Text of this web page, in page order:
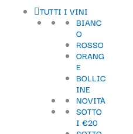
TUTTI I VINI
BIANC
O
ROSSO
ORANG
E
BOLLIC
INE
NOVITÀ
SOTTO
I €20
Carrello: